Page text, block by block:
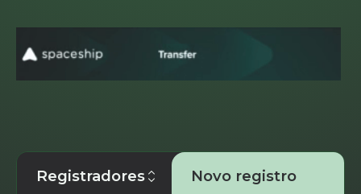
Registradores Novo registro